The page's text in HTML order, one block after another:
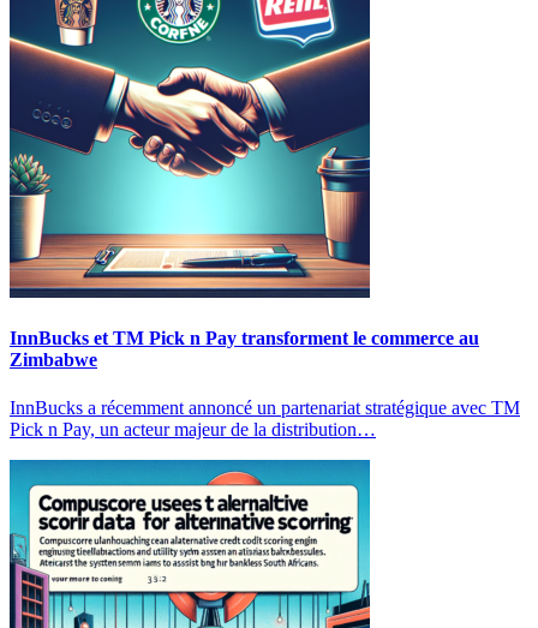
InnBucks et TM Pick n Pay transforment le commerce au
Zimbabwe
InnBucks a récemment annoncé un partenariat stratégique avec TM
Pick n Pay, un acteur majeur de la distribution…